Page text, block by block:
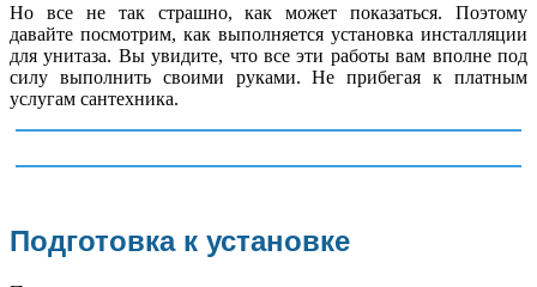
Но все не так страшно, как может показаться. Поэтому
давайте посмотрим, как выполняется установка инсталляции
для унитаза. Вы увидите, что все эти работы вам вполне под
силу выполнить своими руками. Не прибегая к платным
услугам сантехника.
Подготовка к установке